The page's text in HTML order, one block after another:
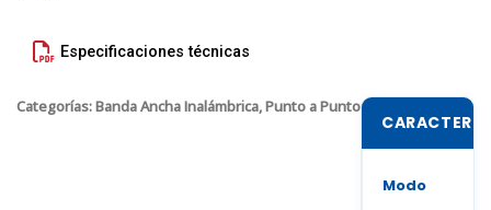
Especificaciones técnicas
Categorías:Banda Ancha Inalámbrica,Punto a Punto
Modo